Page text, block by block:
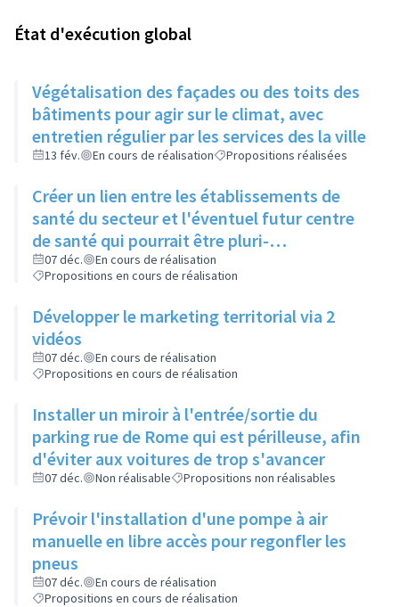
État d'exécution global
Végétalisation des façades ou des toits des
bâtiments pour agir sur le climat, avec
entretien régulier par les services des la ville
13 fév. En cours de réalisation Propositions réalisées
Créer un lien entre les établissements de
santé du secteur et l'éventuel futur centre
de santé qui pourrait être pluri-
professionnel
07 déc.
En cours de réalisation
Propositions en cours de réalisation
Développer le marketing territorial via 2
vidéos
07 déc.
En cours de réalisation
Propositions en cours de réalisation
Installer un miroir à l'entrée/sortie du
parking rue de Rome qui est périlleuse, afin
d'éviter aux voitures de trop s'avancer
07 déc. Non réalisable Propositions non réalisables
Prévoir l'installation d'une pompe à air
manuelle en libre accès pour regonfler les
pneus
07 déc.
En cours de réalisation
Propositions en cours de réalisation